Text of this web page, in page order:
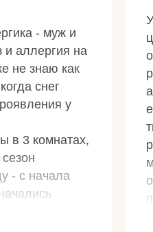
- муж и
и аллергия на
не знаю как
снег
у
в 3 комнатах,
- с начала